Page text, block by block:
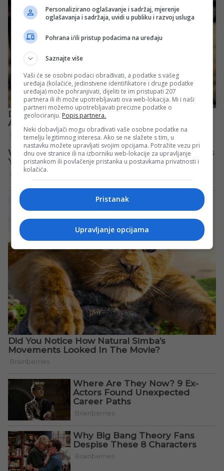
Personalizirano oglašavanje i sadržaj, mjerenje
oglašavanja i sadržaja, uvidi u publiku i razvoj usluga
Pohrana i/ili pristup podacima na uređaju
Saznajte više
Vaši će se osobni podaci obrađivati, a podatke s vašeg
uređaja (kolačiće, jedinstvene identifikatore i druge podatke
uređaja) može pohranjivati, dijeliti te im pristupati 207
partnera ili ih može upotrebljavati ova web-lokacija. Mi i naši
partneri možemo upotrebljavati precizne podatke o
geolociranju. Popis partnera.
Neki dobavljači mogu obrađivati vaše osobne podatke na
temelju legitimnog interesa. Ako se ne slažete s tim, u
nastavku možete upravljati svojim opcijama. Potražite vezu pri
dnu ove stranice ili na izborniku web-lokacije za upravljanje
pristankom ili povlačenje pristanka u postavkama privatnosti i
kolačića.
Pristanak
Upravljanje opcijama